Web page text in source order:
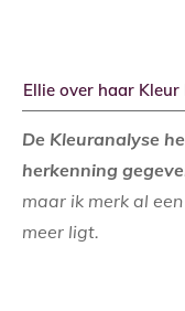
Ellie over haar
De Kleuranalyse
herkenning
maar ik merk al
meer ligt.